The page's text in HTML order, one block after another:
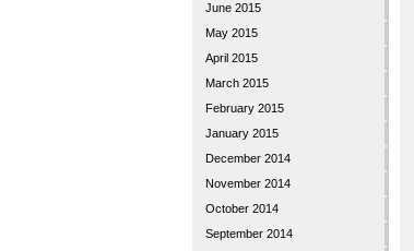
June 2015
May 2015
April 2015
March 2015
February 2015
January 2015
December 2014
November 2014
October 2014
September 2014